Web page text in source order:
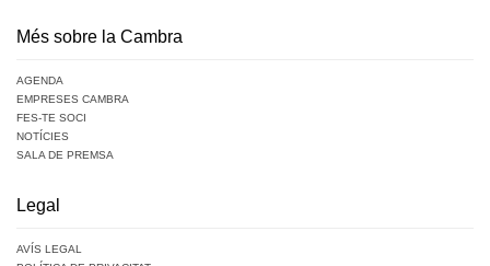
Més sobre la Cambra
AGENDA
EMPRESES CAMBRA
FES-TE SOCI
NOTÍCIES
SALA DE PREMSA
Legal
AVÍS LEGAL